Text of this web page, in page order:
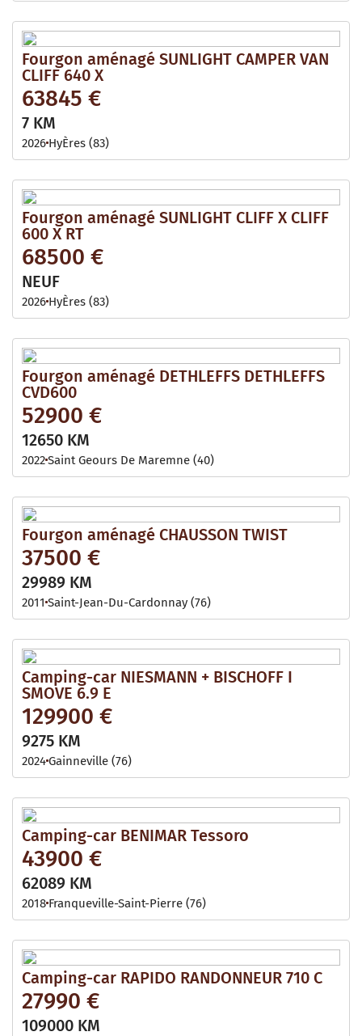
Fourgon aménagé SUNLIGHT CAMPER VAN
CLIFF 640 X
63845 €
7 KM
2026 HyÈres (83)
Fourgon aménagé SUNLIGHT CLIFF X CLIFF
600 X RT
68500 €
NEUF
2026 HyÈres (83)
Fourgon aménagé DETHLEFFS DETHLEFFS
CVD600
52900 €
12650 KM
2022Saint Geours De Maremne (40)
Fourgon aménagé CHAUSSON TWIST
37500 €
29989 KM
2011 Saint-Jean-Du-Cardonnay (76)
Camping-car NIESMANN + BISCHOFF I
SMOVE 6.9 E
129900 €
9275 KM
2024Gainneville (76)
Camping-car BENIMAR Tessoro
43900 €
62089 KM
2018 Franqueville-Saint-Pierre (76)
Camping-car RAPIDO RANDONNEUR 710 C
27990 €
109000 KM